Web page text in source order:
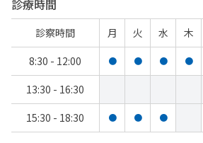
診療時間
診察時間 月 火 水 木
8:30 - 12:00
● ● ● ●
13:30 - 16:30
15:30 - 18:30 ● ● ●